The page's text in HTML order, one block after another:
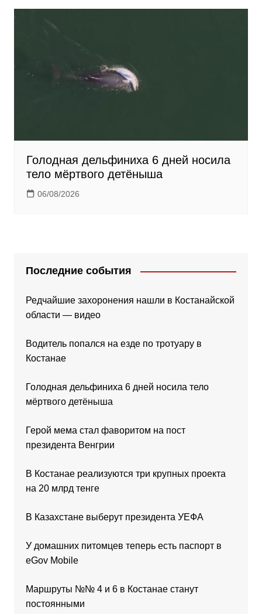
Голодная дельфиниха 6 дней носила
тело мёртвого детёныша
06/08/2026
Последние события
Редчайшие захоронения нашли в Костанайской
области — видео
Водитель попался на езде по тротуару в
Костанае
Голодная дельфиниха 6 дней носила тело
мёртвого детёныша
Герой мема стал фаворитом на пост
президента Венгрии
В Костанае реализуются три крупных проекта
на 20 млрд тенге
В Казахстане выберут президента УЕФА
У домашних питомцев теперь есть паспорт в
eGov Mobile
Маршруты №№ 4 и 6 в Костанае станут
постоянными